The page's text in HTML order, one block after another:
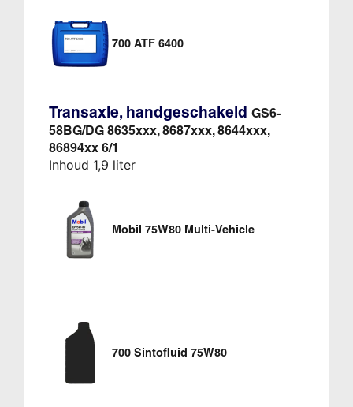
700 ATF 6400
Transaxle, handgeschakeld GS6-
58BG/DG 8635xxx, 8687xxx, 8644xxx,
86894xx 6/1
Inhoud 1,9 liter
Mobil 75W80 Multi-Vehicle
700 Sintofluid 75W80